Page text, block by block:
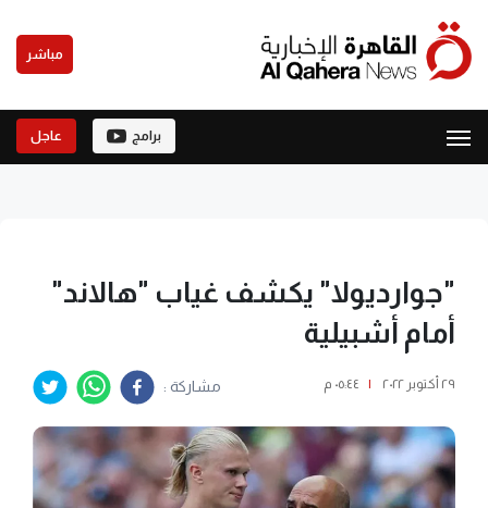
مباشر
برامج عاجل
"جوارديولا" يكشف غياب "هالاند"
أمام أشبيلية
٢٩ أكتوبر ٢٠٢٢ | ٠٥:٤٤ م مشاركة :